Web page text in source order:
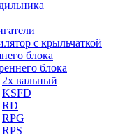
с крыльчаткой
блока
блока
2х вальный
KSFD
RD
RPG
RPS